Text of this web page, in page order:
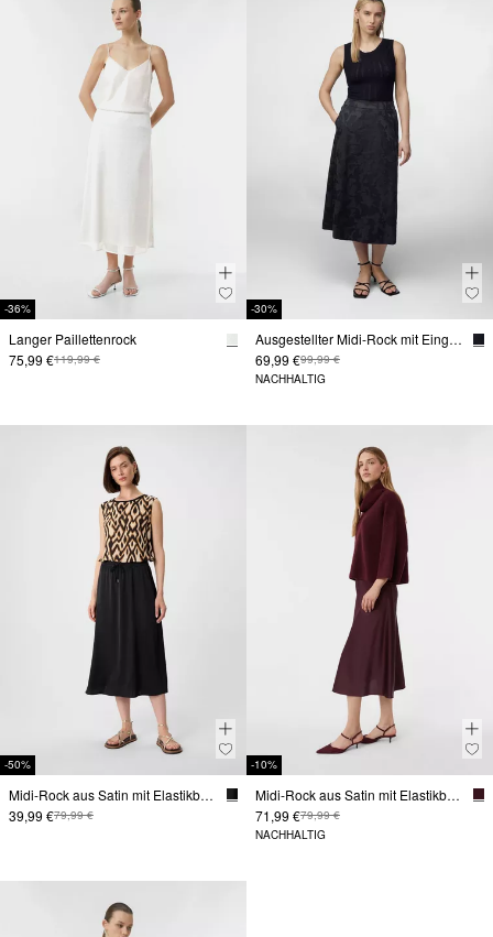
-36%
Langer Paillettenrock
75,99 €119,99 €
-30%
Ausgestellter Midi-Rock mit Eingrifftaschen aus Jacquard
69,99 €99,99 €
NACHHALTIG
-50%
Midi-Rock aus Satin mit Elastikbund
39,99 €79,99 €
-10%
Midi-Rock aus Satin mit Elastikbund
71,99 €79,99 €
NACHHALTIG